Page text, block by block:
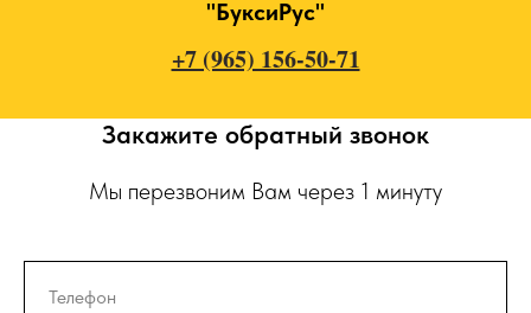
"БуксиРус"
+7 (965) 156-50-71
Закажите обратный звонок
Мы перезвоним Вам через 1 минуту